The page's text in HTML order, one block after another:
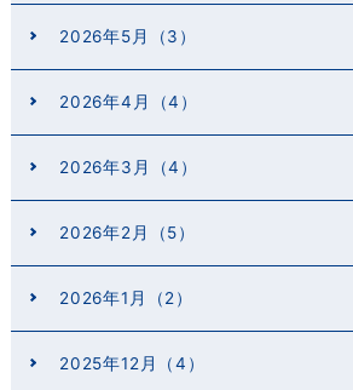
2026年5月（3）
2026年4月（4）
2026年3月（4）
2026年2月（5）
2026年1月（2）
2025年12月（4）